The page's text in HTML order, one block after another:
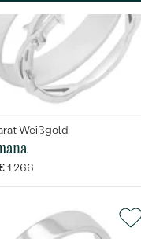
Weißgold
1 266